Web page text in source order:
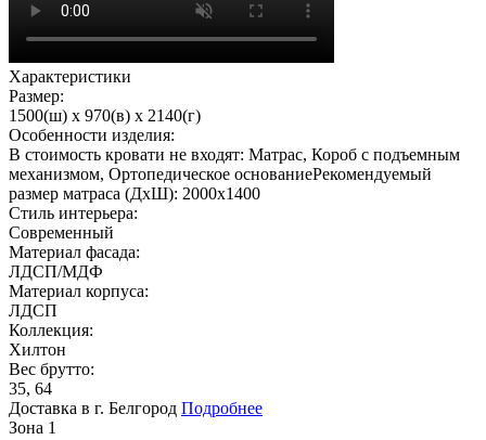
Характеристики
Размер:
1500(ш) x 970(в) x 2140(г)
Особенности изделия:
В стоимость кровати не входят: Матрас, Короб с подъемным
механизмом, Ортопедическое основаниеРекомендуемый
размер матраса (ДхШ): 2000х1400
Стиль интерьера:
Современный
Материал фасада:
ЛДСП/МДФ
Материал корпуса:
ЛДСП
Коллекция:
Хилтон
Вес брутто:
35, 64
Доставка в г. Белгород Подробнее
Зона 1